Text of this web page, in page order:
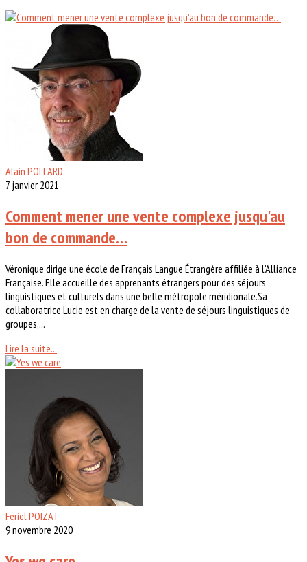
Alain POLLARD
7 janvier 2021
Comment mener une vente complexe jusqu'au
bon de commande…
Véronique dirige une école de Français Langue Étrangère affiliée à l’Alliance
Française. Elle accueille des apprenants étrangers pour des séjours
linguistiques et culturels dans une belle métropole méridionale.Sa
collaboratrice Lucie est en charge de la vente de séjours linguistiques de
groupes,...
Lire la suite...
Feriel POIZAT
9 novembre 2020